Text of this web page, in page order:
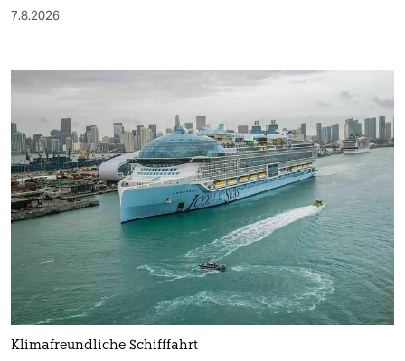
7.8.2026
Klimafreundliche Schifffahrt